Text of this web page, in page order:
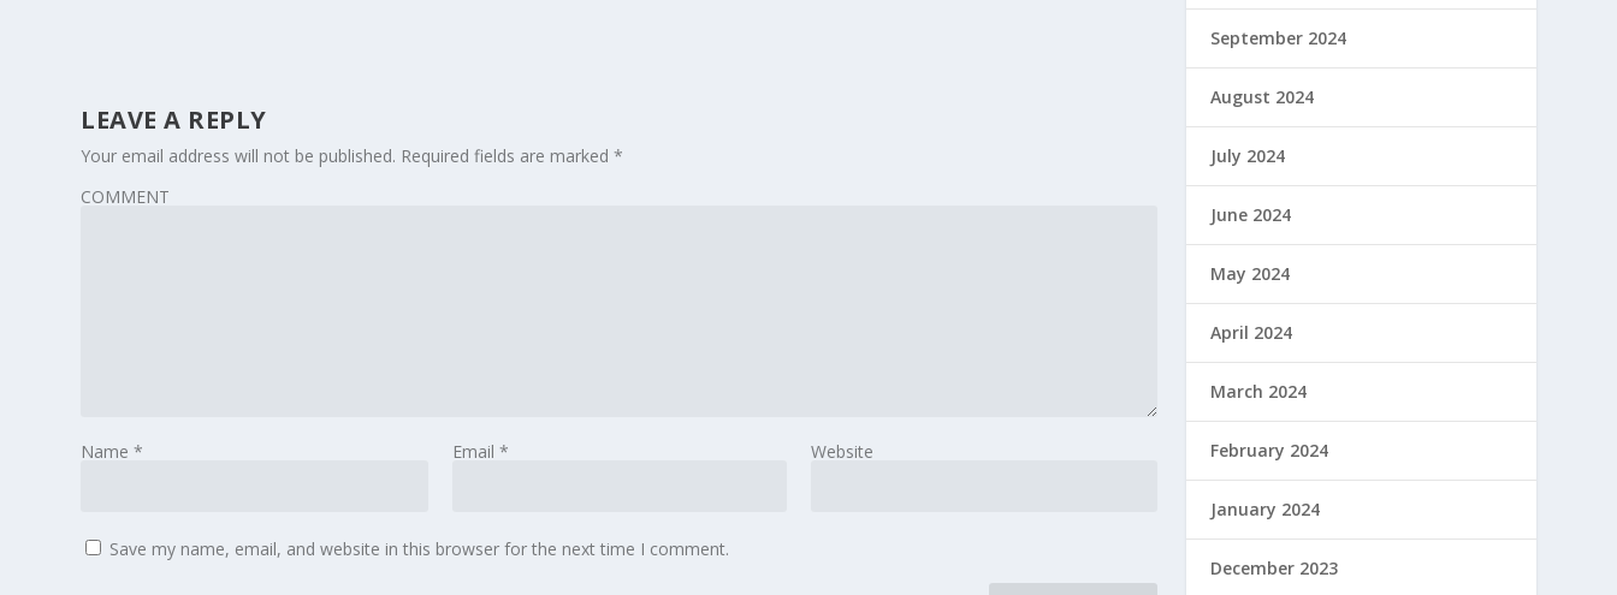
LEAVE A REPLY
Your email address will not be published. Required fields are marked*
COMMENT
Name* Email * Website
Save my name, email, and website in this browser for the next time I comment.
September 2024
August 2024
July 2024
June 2024
May 2024
April 2024
March 2024
February 2024
January 2024
December 2023